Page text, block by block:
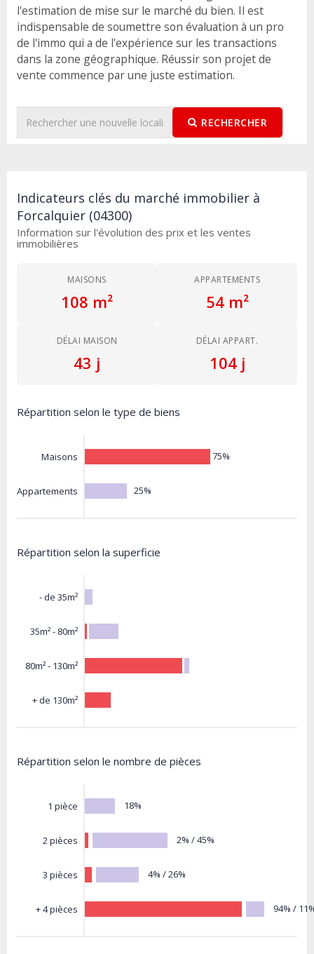
l'estimation de mise sur le marché du bien. Il est
indispensable de soumettre son évaluation à un pro
de l'immo qui a de l'expérience sur les transactions
dans la zone géographique. Réussir son projet de
vente commence par une juste estimation.
RECHERCHER
Indicateurs clés du marché immobilier à
Forcalquier (04300)
Information sur l'évolution des prix et les ventes
immobilières
MAISONS
108 m²
APPARTEMENTS
54 m²
DÉLAI MAISON
43 j
DÉLAI APPART.
104 j
Répartition selon le type de biens
Maisons
Appartements
75%
25%
Répartition selon la superficie
- de 35m²
35m² - 80m²
80m² - 130m²
+ de 130m²
Répartition selon le nombre de pièces
1 pièce
2 pièces
3 pièces
+ 4 pièces
18%
2% / 45%
4% / 26%
94% /